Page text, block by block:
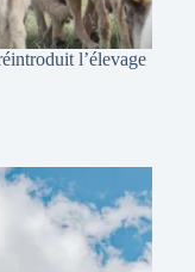
l’élevage